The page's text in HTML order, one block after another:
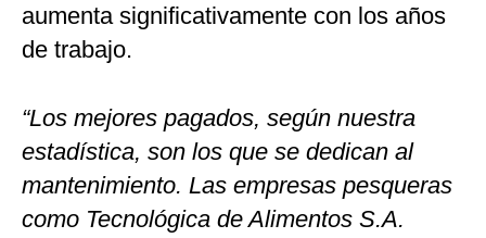
aumenta significativamente con los años
de trabajo.
“Los mejores pagados, según nuestra
estadística, son los que se dedican al
mantenimiento. Las empresas pesqueras
como Tecnológica de Alimentos S.A.